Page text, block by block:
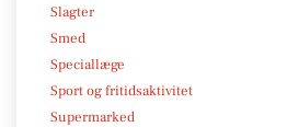
Slagter
Smed
Speciallæge
Sport og fritidsaktivitet
Supermarked